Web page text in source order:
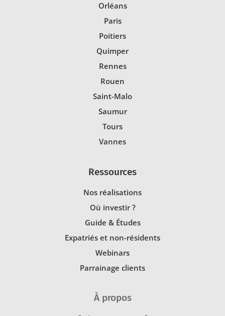
Orléans
Paris
Poitiers
Quimper
Rennes
Rouen
Saint-Malo
Saumur
Tours
Vannes
Ressources
Nos réalisations
Où investir ?
Guide & Études
Expatriés et non-résidents
Webinars
Parrainage clients
À propos